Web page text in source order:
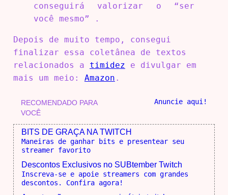
conseguirá valorizar o “ser
você mesmo” .
Depois de muito tempo, consegui
finalizar essa coletânea de textos
relacionados a timidez e divulgar em
mais um meio: Amazon .
RECOMENDADO PARA
VOCÊ
Anuncie aqui!
BITS DE GRAÇA NA TWITCH
Maneiras de ganhar bits e presentear seu
streamer favorito
Descontos Exclusivos no SUBtember Twitch
Inscreva-se e apoie streamers com grandes
descontos. Confira agora!